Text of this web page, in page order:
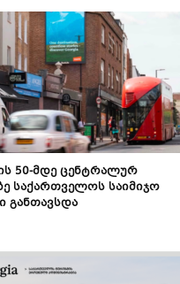
50-მდე ცენტრალურ
საქართველოს საიმიჯო
განთავსდა